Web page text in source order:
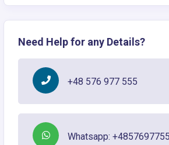
Need Help for any Details?
+48 576 977 555
Whatsapp: